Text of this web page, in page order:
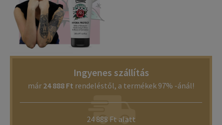
Ingyenes szállítás
már 24 888 Ft rendeléstől, a termékek 97% -ánál!
24 888 Ft alatt